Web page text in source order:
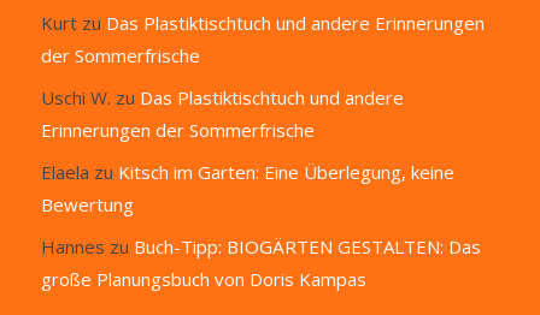
Kurtzu Das Plastiktischtuch und andere Erinnerungen
der Sommerfrische
Uschi W. zu Das Plastiktischtuch und andere
Erinnerungen der Sommerfrische
Elaela zu Kitsch im Garten: Eine Überlegung, keine
Bewertung
Hannes zu Buch-Tipp: BIOGÄRTEN GESTALTEN: Das
große Planungsbuch von Doris Kampas